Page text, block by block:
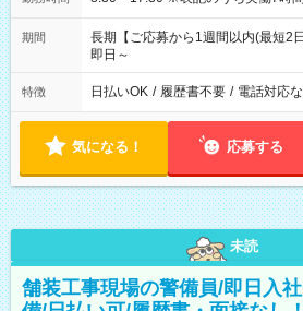
期間
長期【ご応募から1週間以内(最短2
即日～
特徴 日払いOK / 履歴書不要 / 電話対応
気になる！ 応募する
未読
舗装工事現場の警備員/即日入